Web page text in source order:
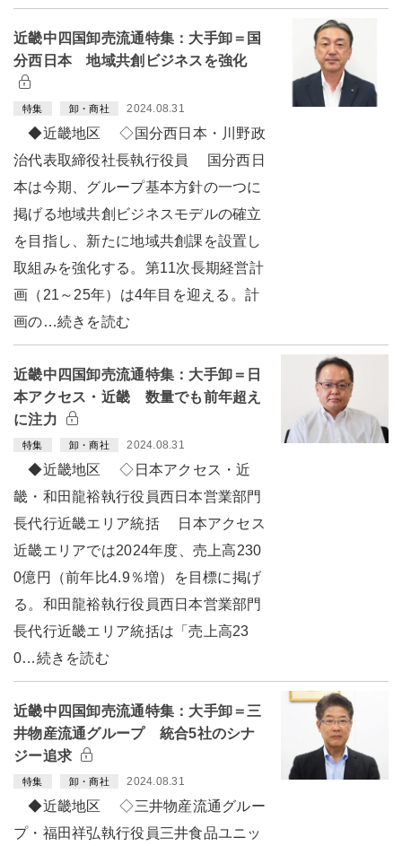
近畿中四国卸売流通特集：大手卸＝国
分西日本 地域共創ビジネスを強化
特集 卸・商社 2024.08.31
◆近畿地区 ◇国分西日本・川野政
治代表取締役社長執行役員 国分西日
本は今期、グループ基本方針の一つに
掲げる地域共創ビジネスモデルの確立
を目指し、新たに地域共創課を設置し
取組みを強化する。第11次長期経営計
画（21～25年）は4年目を迎える。計
画の…続きを読む
近畿中四国卸売流通特集：大手卸＝日
本アクセス・近畿 数量でも前年超え
に注力
特集 卸・商社 2024.08.31
◆近畿地区 ◇日本アクセス・近
畿・和田龍裕執行役員西日本営業部門
長代行近畿エリア統括 日本アクセス
近畿エリアでは2024年度、売上高230
0億円（前年比4.9％増）を目標に掲げ
る。和田龍裕執行役員西日本営業部門
長代行近畿エリア統括は「売上高23
0…続きを読む
近畿中四国卸売流通特集：大手卸＝三
井物産流通グループ 統合5社のシナ
ジー追求
特集 卸・商社 2024.08.31
◆近畿地区 ◇三井物産流通グルー
プ・福田祥弘執行役員三井食品ユニッ